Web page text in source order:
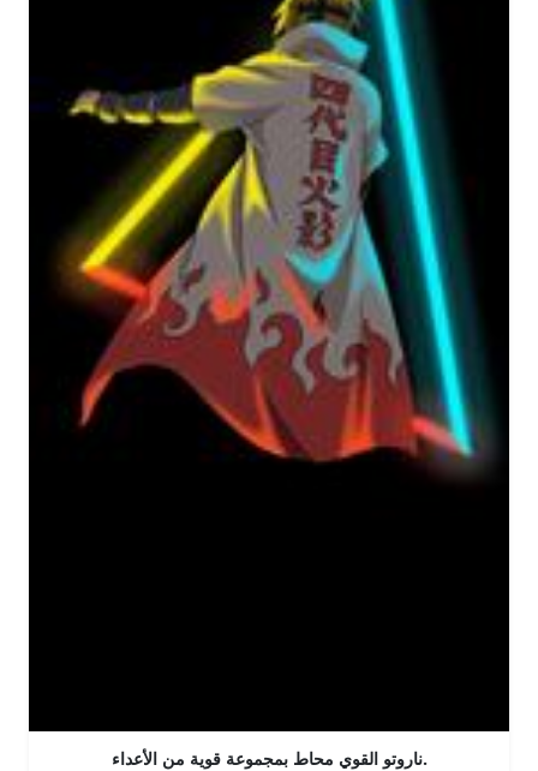
ناروتو القوي محاط بمجموعة قوية من الأعداء.